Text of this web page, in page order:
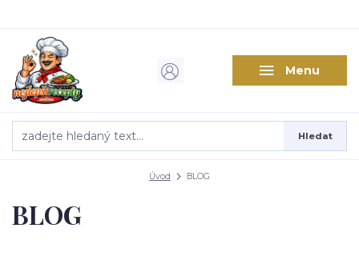
Menu
Hledat
Úvod BLOG
BLOG